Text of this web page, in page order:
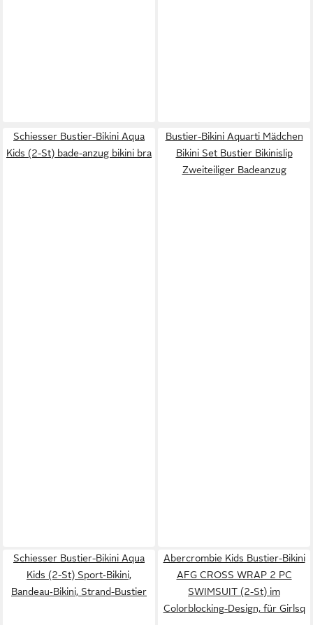
Schiesser Bustier-Bikini Aqua
Kids (2-St) bade-anzug bikini bra
Bustier-Bikini Aquarti Mädchen
Bikini Set Bustier Bikinislip
Zweiteiliger Badeanzug
Schiesser Bustier-Bikini Aqua
Kids (2-St) Sport‑Bikini,
Bandeau‑Bikini, Strand-Bustier
Abercrombie Kids Bustier-Bikini
AFG CROSS WRAP 2 PC
SWIMSUIT (2-St) im
Colorblocking-Design, für Girlsq